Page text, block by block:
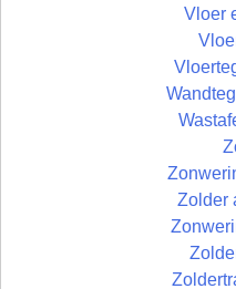
Vloer
Zolder